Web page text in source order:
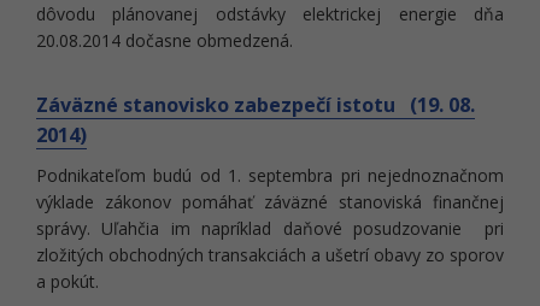
dôvodu plánovanej odstávky elektrickej energie dňa
20.08.2014 dočasne obmedzená.
Záväzné stanovisko zabezpečí istotu (19. 08.
2014)
Podnikateľom budú od 1. septembra pri nejednoznačnom
výklade zákonov pomáhať záväzné stanoviská finančnej
správy. Uľahčia im napríklad daňové posudzovanie pri
zložitých obchodných transakciách a ušetrí obavy zo sporov
a pokút.